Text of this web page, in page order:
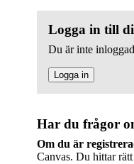
Logga in till
Du är inte
Logga in
Har du frågor
Om du är
Canvas. Du hittar